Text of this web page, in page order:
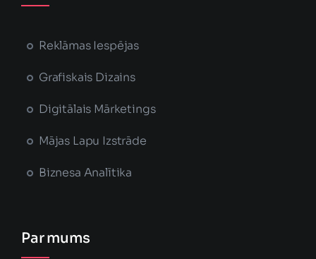
Reklāmas Iespējas
Grafiskais Dizains
Digitālais Mārketings
Mājas Lapu Izstrāde
Biznesa Analītika
Par mums